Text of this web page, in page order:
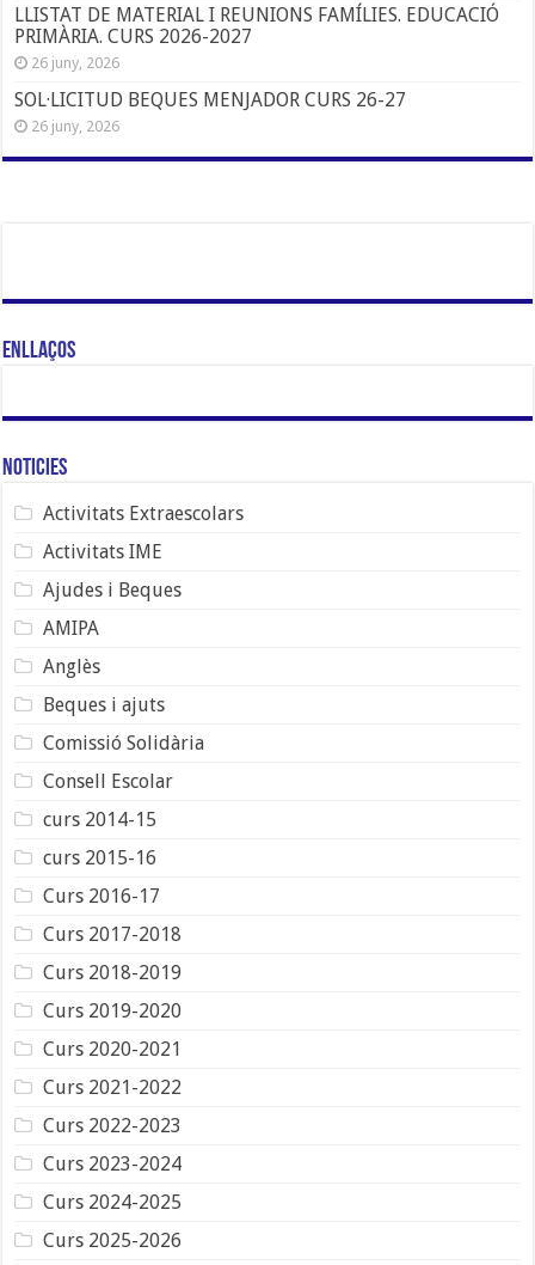
LLISTAT DE MATERIAL I REUNIONS FAMÍLIES. EDUCACIÓ
PRIMÀRIA. CURS 2026-2027
26 juny, 2026
SOL·LICITUD BEQUES MENJADOR CURS 26-27
26 juny, 2026
Enllaços
Noticies
Activitats Extraescolars
Activitats IME
Ajudes i Beques
AMIPA
Anglès
Beques i ajuts
Comissió Solidària
Consell Escolar
curs 2014-15
curs 2015-16
Curs 2016-17
Curs 2017-2018
Curs 2018-2019
Curs 2019-2020
Curs 2020-2021
Curs 2021-2022
Curs 2022-2023
Curs 2023-2024
Curs 2024-2025
Curs 2025-2026